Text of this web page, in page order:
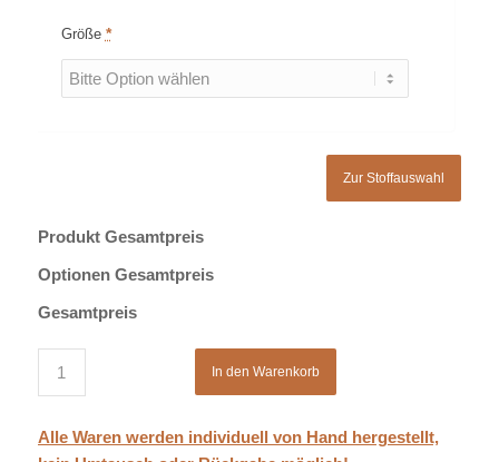
Größe *
Zur Stoffauswahl
Produkt Gesamtpreis
Optionen Gesamtpreis
Gesamtpreis
In den Warenkorb
Alle Waren werden individuell von Hand hergestellt,